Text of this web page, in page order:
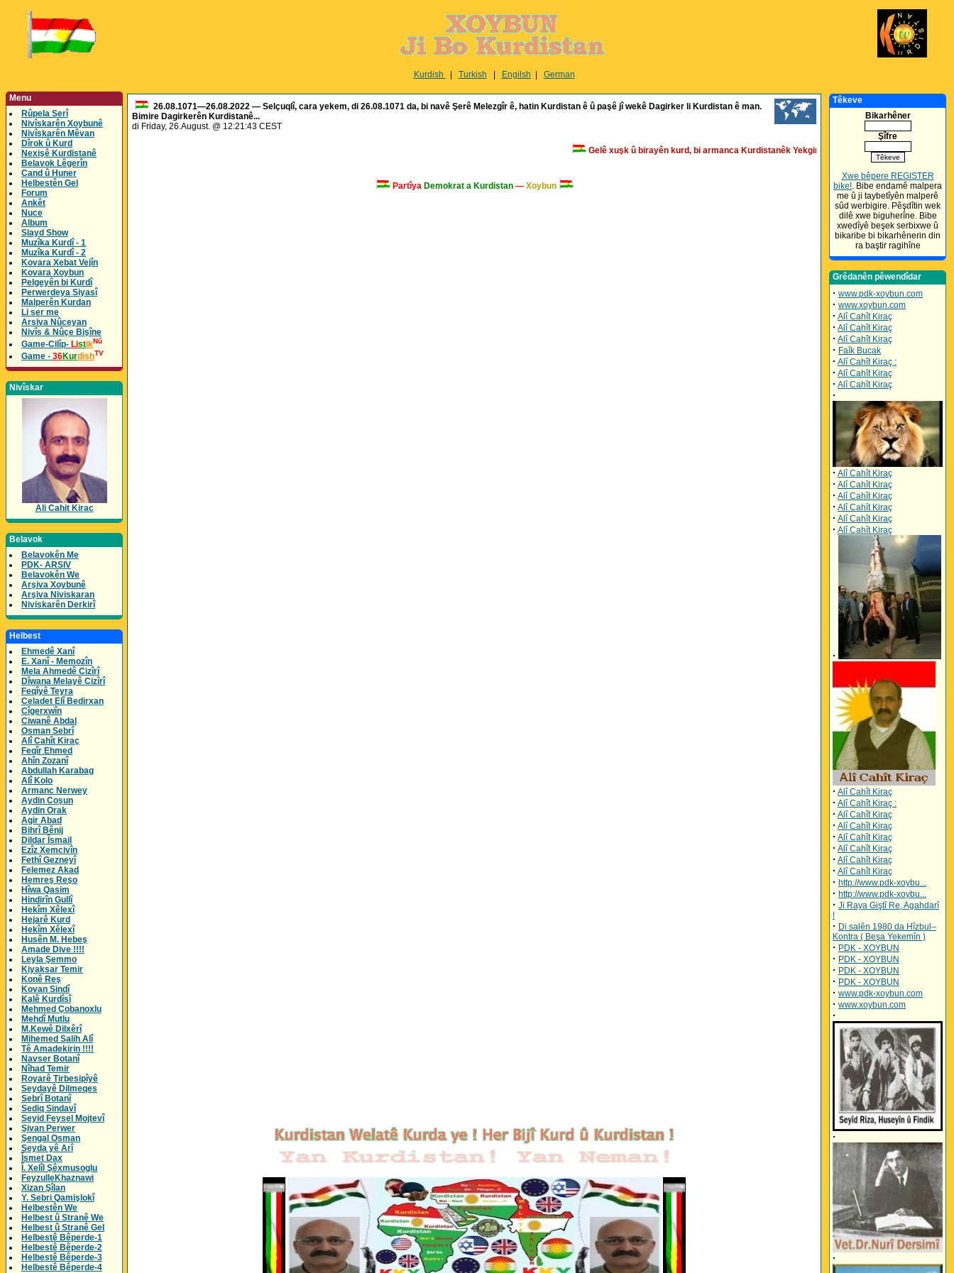
Kurdish Turkish Engilsh German
Menu
Rûpela Serî
Nivîskarên Xoybunê
Nivîskarên Mêvan
Dîrok û Kurd
Nexişê Kurdistanê
Belavok Lêgerîn
Cand û Huner
Helbestên Gel
Forum
Ankêt
Nuce
Album
Slayd Show
Muzîka Kurdî - 1
Muzîka Kurdî - 2
Kovara Xebat Vejîn
Kovara Xoybun
Pelgeyên bi Kurdî
Perwerdeya Siyasî
Malperên Kurdan
Li ser me
Arsiva Nûceyan
Nivîs & Nûçe Bişîne
Game-Cilîp- ListikNû
Game - 36KurdishTV
Nivîskar
Ali Cahit Kirac
Belavok
Belavokên Me
PDK- ARSIV
Belavokên We
Arşiva Xoybunê
Arşiva Niviskaran
Niviskarên Derkirî
Helbest
Ehmedê Xanî
E. Xanî - Memozîn
Mela Ahmedê Cizîrî
Dîwana Melayê Cizîrî
Feqîyê Teyra
Celadet Elî Bedirxan
Cîgerxwîn
Ciwanê Abdal
Osman Sebrî
Alî Cahît Kiraç
Feqîr Ehmed
Ahîn Zozanî
Abdullah Karabag
Alî Kolo
Armanc Nerwey
Aydin Coşun
Aydin Orak
Agir Abad
Bihrî Bênij
Dildar Îsmail
Ezîz Xemcivîn
Fethî Gezneyî
Felemez Akad
Hemreş Reşo
Hîwa Qasim
Hindirîn Gullî
Hekîm Xêlexî
Hejarê Kurd
Hekîm Xêlexî
Husên M. Hebeş
Amade Dive !!!!
Leyla Şemmo
Kiyaksar Temir
Konê Reş
Kovan Sindî
Kalê Kurdîsî
Mehmed Çobanoxlu
Mehdî Mutlu
M.Kewê Dilxêrî
Mihemed Salih Alî
Tê Amadekirin !!!!
Navser Botanî
Nîhad Temir
Royarê Tirbesipîyê
Seydayê Dilmeqes
Sebrî Botanî
Sediq Sindavî
Seyid Feysel Mojtevî
Şivan Perwer
Şengal Osman
Seyda yê Arî
Îsmet Dax
Î. Xelîl Şêxmusoglu
FeyzulleKhaznawi
Xizan Şîlan
Y. Sebri Qamişlokî
Helbestên We
Helbest û Stranê We
Helbest û Stranê Gel
Helbestê Bêperde-1
Helbestê Bêperde-2
Helbestê Bêperde-3
Helbestê Bêperde-4
26.08.1071—26.08.2022 — Selçuqlî, cara yekem, di 26.08.1071 da, bi navê Şerê Melezgîr ê, hatin Kurdistan ê û paşê jî wekê Dagirker li Kurdistan ê man.
Bimire Dagirkerên Kurdistanê...
di Friday, 26.August. @ 12:21:43 CEST
Gelê xuşk û birayên kurd, bi armanca Kurdistanêk Yekgirtî, Serbixwa, Demokrat û Azad, ji
Partîya Demokrat a Kurdistan — Xoybun
Têkeve
Bikarhêner
Şîfre
Xwe bêpere REGISTER
bike!. Bibe endamê malpera
me û ji taybetîyên malperê
sûd werbigire. Pêşdîtin wek
dilê xwe biguherîne. Bibe
xwedîyê beşek serbixwe û
bikaribe bi bikarhênerin din
ra baştir ragihîne
Grêdanên pêwendîdar
· www.pdk-xoybun.com
· www.xoybun.com
· Alî Cahît Kiraç
· Alî Cahît Kiraç
· Alî Cahît Kiraç
· Faîk Bucak
· Alî Cahît Kiraç :
· Alî Cahît Kiraç
· Alî Cahît Kiraç
·
· Alî Cahît Kiraç
· Alî Cahît Kiraç
· Alî Cahît Kiraç
· Alî Cahît Kiraç
· Alî Cahît Kiraç
· Alî Cahît Kiraç
·
· Alî Cahît Kiraç
· Alî Cahît Kiraç :
· Alî Cahît Kiraç
· Alî Cahît Kiraç
· Alî Cahît Kiraç
· Alî Cahît Kiraç
· Alî Cahît Kiraç
· Alî Cahît Kiraç
· http://www.pdk-xoybu...
· http://www.pdk-xoybu...
· Ji Raya Giştî Re, Agahdarî
!
· Di salên 1980 da Hîzbul–
Kontra ( Beşa Yekemîn )
· PDK - XOYBUN
· PDK - XOYBUN
· PDK - XOYBUN
· PDK - XOYBUN
· www.pdk-xoybun.com
· www.xoybun.com
·
·
·